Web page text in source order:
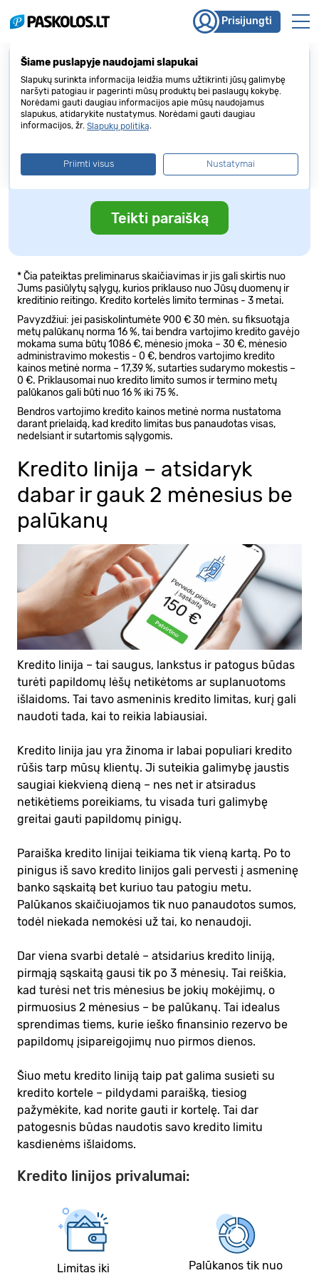
Prisijungti
Kredito linija
1 000 €
100 €
5000 €
Teikti paraišką
* Čia pateiktas preliminarus skaičiavimas ir jis gali skirtis nuo
Jums pasiūlytų sąlygų, kurios priklauso nuo Jūsų duomenų ir
kreditinio reitingo. Kredito kortelės limito terminas - 3 metai.
Pavyzdžiui: jei pasiskolintumėte 900 € 30 mėn. su fiksuotąja
metų palūkanų norma 16 %, tai bendra vartojimo kredito gavėjo
mokama suma būtų 1086 €, mėnesio įmoka – 30 €, mėnesio
administravimo mokestis - 0 €, bendros vartojimo kredito
kainos metinė norma – 17,39 %, sutarties sudarymo mokestis –
0 €. Priklausomai nuo kredito limito sumos ir termino metų
palūkanos gali būti nuo 16 % iki 75 %.
Bendros vartojimo kredito kainos metinė norma nustatoma
darant prielaidą, kad kredito limitas bus panaudotas visas,
nedelsiant ir sutartomis sąlygomis.
Kredito linija – atsidaryk
dabar ir gauk 2 mėnesius be
palūkanų
Kredito linija – tai saugus, lankstus ir patogus būdas
turėti papildomų lėšų netikėtoms ar suplanuotoms
išlaidoms. Tai tavo asmeninis kredito limitas, kurį gali
naudoti tada, kai to reikia labiausiai.
Kredito linija jau yra žinoma ir labai populiari kredito
rūšis tarp mūsų klientų. Ji suteikia galimybę jaustis
saugiai kiekvieną dieną – nes net ir atsiradus
netikėtiems poreikiams, tu visada turi galimybę
greitai gauti papildomų pinigų.
Paraiška kredito linijai teikiama tik vieną kartą. Po to
pinigus iš savo kredito linijos gali pervesti į asmeninę
banko sąskaitą bet kuriuo tau patogiu metu.
Palūkanos skaičiuojamos tik nuo panaudotos sumos,
todėl niekada nemokėsi už tai, ko nenaudoji.
Dar viena svarbi detalė – atsidarius kredito liniją,
pirmąją sąskaitą gausi tik po 3 mėnesių. Tai reiškia,
kad turėsi net tris mėnesius be jokių mokėjimų, o
pirmuosius 2 mėnesius – be palūkanų. Tai idealus
sprendimas tiems, kurie ieško finansinio rezervo be
papildomų įsipareigojimų nuo pirmos dienos.
Šiuo metu kredito liniją taip pat galima susieti su
kredito kortele – pildydami paraišką, tiesiog
pažymėkite, kad norite gauti ir kortelę. Tai dar
patogesnis būdas naudotis savo kredito limitu
kasdienėms išlaidoms.
Kredito linijos privalumai:
Limitas iki
Palūkanos tik nuo
Šiame puslapyje naudojami slapukai
Slapukų surinkta informacija leidžia mums užtikrinti jūsų galimybę
naršyti patogiau ir pagerinti mūsų produktų bei paslaugų kokybę.
Norėdami gauti daugiau informacijos apie mūsų naudojamus
slapukus, atidarykite nustatymus. Norėdami gauti daugiau
informacijos, žr. Slapukų politiką.
Priimti visus Nustatymai